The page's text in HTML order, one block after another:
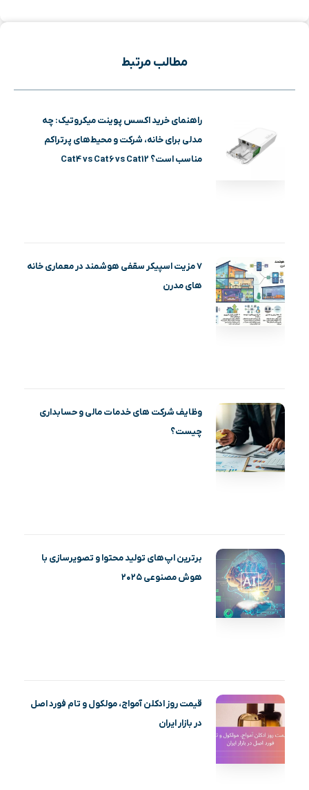
مطالب مرتبط
راهنمای خرید اکسس پوینت میکروتیک: چه
مدلی برای خانه، شرکت و محیط‌های پرتراکم
مناسب است؟ Cat4 vs Cat6 vs Cat12
۷ مزیت اسپیکر سقفی هوشمند در معماری خانه‌
های مدرن
وظایف شرکت های خدمات مالی و حسابداری
چیست؟
برترین اپ‌های تولید محتوا و تصویرسازی با
هوش مصنوعی ۲۰۲۵
قیمت روز ادکلن آمواج، مولکول و تام فورد اصل
در بازار ایران